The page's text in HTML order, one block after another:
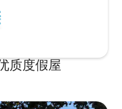
质度假屋